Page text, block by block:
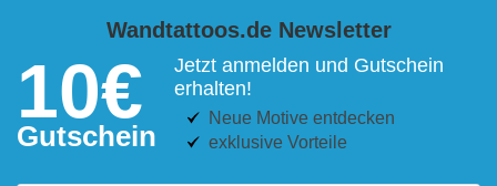
Wandtattoos.de Newsletter
10€
Gutschein
Jetzt anmelden und Gutschein
erhalten!
Neue Motive entdecken
exklusive Vorteile